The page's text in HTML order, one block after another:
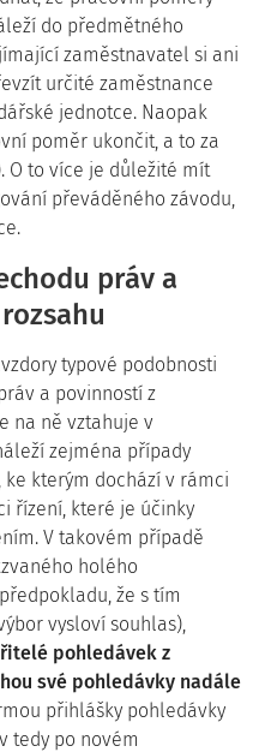
do předmětného
zaměstnavatel si ani
určité zaměstnance
jednotce. Naopak
poměr ukončit, a to za
O to více je důležité mít
převáděného závodu,
práv a
typové podobnosti
a povinností z
na ně vztahuje v
zejména případy
kterým dochází v rámci
řízení, které je účinky
V takovém případě
holého
že s tím
vysloví souhlas),
pohledávek z
své pohledávky nadále
přihlášky pohledávky
tedy po novém